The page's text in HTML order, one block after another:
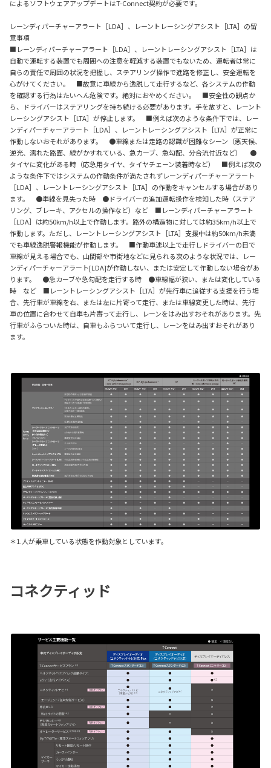
によるソフトウェアアップデートはT-Connect契約が必要です。
レーンディパーチャーアラート［LDA］、レーントレーシングアシスト［LTA］の留
意事項
■レーンディパーチャーアラート［LDA］、レーントレーシングアシスト［LTA］は
自動で運転する装置でも周囲への注意を軽減する装置でもないため、運転者は常に
自らの責任で周囲の状況を把握し、ステアリング操作で進路を修正し、安全運転を
心がけてください。 ■故意に車線から逸脱して走行するなど、各システムの作動
を確認する行為はたいへん危険です。絶対におやめください。 ■安全性の観点か
ら、ドライバーはステアリングを持ち続ける必要があります。手を放すと、レーント
レーシングアシスト［LTA］が停止します。 ■例えば次のような条件下では、レー
ンディパーチャーアラート［LDA］、レーントレーシングアシスト［LTA］が正常に
作動しないおそれがあります。 ●車線または走路の認識が困難なシーン（悪天候、
逆光、濡れた路面、線がかすれている、急カーブ、急勾配、分合流付近など） ●
タイヤに変化がある時（応急用タイヤ、タイヤチェーン装着時など） ■例えば次の
ような条件下ではシステムの作動条件が満たされずレーンディパーチャーアラート
［LDA］、レーントレーシングアシスト［LTA］の作動をキャンセルする場合があり
ます。 ●車線を見失った時 ●ドライバーの追加運転操作を検知した時（ステア
リング、ブレーキ、アクセルの操作など）など ■レーンディパーチャーアラート
［LDA］は約50km/h以上で作動します。路外の構造物に対しては約35km/h以上で
作動します。ただし、レーントレーシングアシスト［LTA］支援中は約50km/h未満
でも車線逸脱警報機能が作動します。 ■作動車速以上で走行しドライバーの目で
車線が見える場合でも、山間部や市街地などに見られる次のような状況では、レー
ンディパーチャーアラート[LDA]が作動しない、または安定して作動しない場合があ
ります。 ●急カーブや急勾配を走行する時 ●車線幅が狭い、または変化している
時 など ■レーントレーシングアシスト［LTA］が先行車に追従する支援を行う場
合、先行車が車線を右、または左に片寄って走行、または車線変更した時は、先行
車の位置に合わせて自車も片寄って走行し、レーンをはみ出すおそれがあります。先
行車がふらついた時は、自車もふらついて走行し、レーンをはみ出すおそれがあり
ます。
＊1.人が乗車している状態を作動対象としています。
コネクティッド